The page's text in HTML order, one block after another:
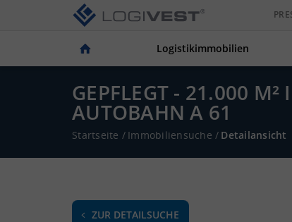
Logistikimmobilien
GEPFLEGT - 21.000
AUTOBAHN A 61
Startseite / Immobiliensuche / Detailansicht
ZUR DETAILSUCHE